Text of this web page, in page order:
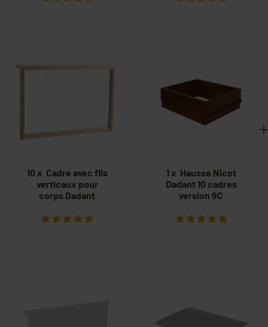
10 x Cadre avec fils
verticaux pour
corps Dadant
1 x Hausse Nicot
Dadant 10 cadres
version 9C